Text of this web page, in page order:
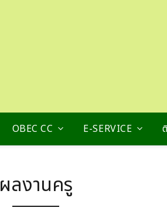
OBEC CC E-SERVICE
ผลงานครู